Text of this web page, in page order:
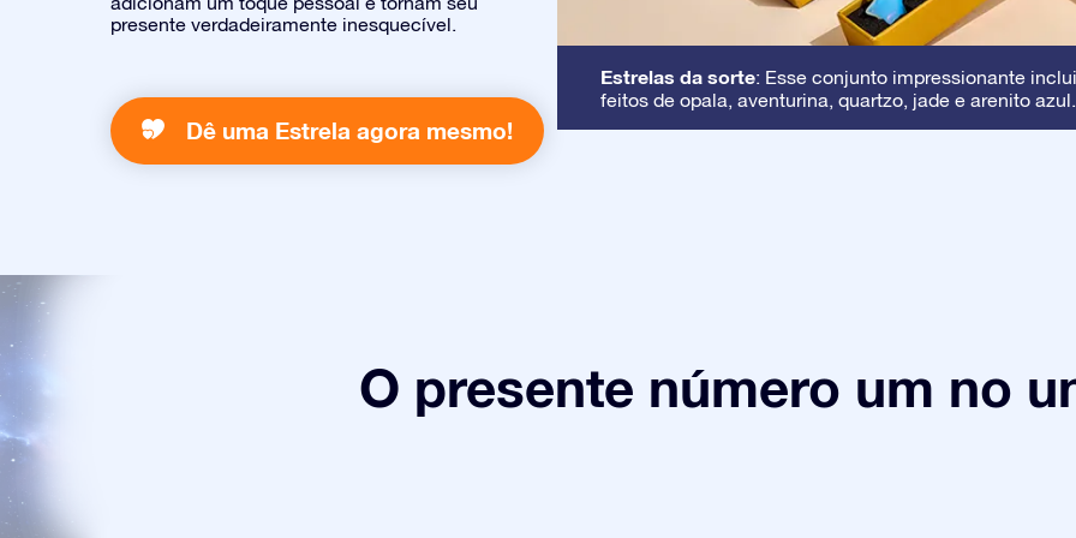
presente verdadeiramente inesquecível.
Dê uma Estrela agora mesmo!
Estrelas da sorte: Esse conjunto impressionante
feitos de opala, aventurina, quartzo, jade e arenito azul.
O presente número um no